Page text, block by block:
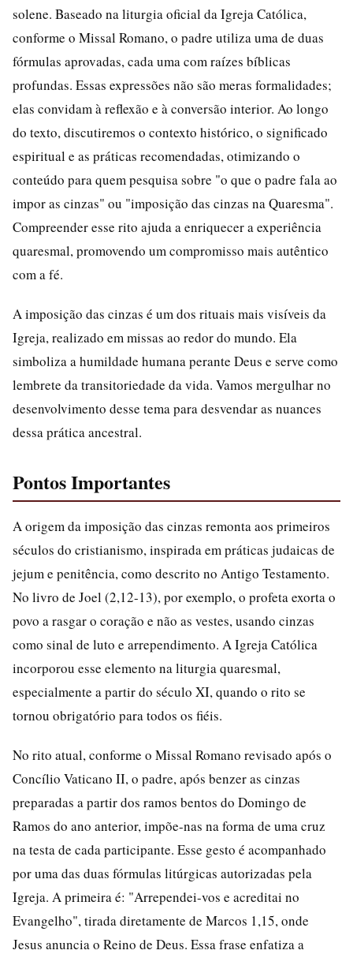
solene. Baseado na liturgia oficial da Igreja Católica,
conforme o Missal Romano, o padre utiliza uma de duas
fórmulas aprovadas, cada uma com raízes bíblicas
profundas. Essas expressões não são meras formalidades;
elas convidam à reflexão e à conversão interior. Ao longo
do texto, discutiremos o contexto histórico, o significado
espiritual e as práticas recomendadas, otimizando o
conteúdo para quem pesquisa sobre "o que o padre fala ao
impor as cinzas" ou "imposição das cinzas na Quaresma".
Compreender esse rito ajuda a enriquecer a experiência
quaresmal, promovendo um compromisso mais autêntico
com a fé.
A imposição das cinzas é um dos rituais mais visíveis da
Igreja, realizado em missas ao redor do mundo. Ela
simboliza a humildade humana perante Deus e serve como
lembrete da transitoriedade da vida. Vamos mergulhar no
desenvolvimento desse tema para desvendar as nuances
dessa prática ancestral.
Pontos Importantes
A origem da imposição das cinzas remonta aos primeiros
séculos do cristianismo, inspirada em práticas judaicas de
jejum e penitência, como descrito no Antigo Testamento.
No livro de Joel (2,12-13), por exemplo, o profeta exorta o
povo a rasgar o coração e não as vestes, usando cinzas
como sinal de luto e arrependimento. A Igreja Católica
incorporou esse elemento na liturgia quaresmal,
especialmente a partir do século XI, quando o rito se
tornou obrigatório para todos os fiéis.
No rito atual, conforme o Missal Romano revisado após o
Concílio Vaticano II, o padre, após benzer as cinzas
preparadas a partir dos ramos bentos do Domingo de
Ramos do ano anterior, impõe-nas na forma de uma cruz
na testa de cada participante. Esse gesto é acompanhado
por uma das duas fórmulas litúrgicas autorizadas pela
Igreja. A primeira é: "Arrependei-vos e acreditai no
Evangelho", tirada diretamente de Marcos 1,15, onde
Jesus anuncia o Reino de Deus. Essa frase enfatiza a